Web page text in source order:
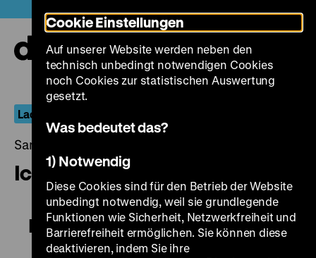
zum
Seiteninhalt
springen
Lachende Erben: Komödiantinnen der Stummfilmzeit
Samstag, 26. November 2016, 19.00 - 00.00 Uhr
Ich möchte kein Mann sein
Ich möchte kein Mann sein
Cookie Einstellungen
Auf unserer Website werden neben den
technisch unbedingt notwendigen Cookies
noch Cookies zur statistischen Auswertung
gesetzt.
Was bedeutet das?
1) Notwendig
Diese Cookies sind für den Betrieb der Website
unbedingt notwendig, weil sie grundlegende
Funktionen wie Sicherheit, Netzwerkfreiheit und
Barrierefreiheit ermöglichen. Sie können diese
deaktivieren, indem Sie ihre